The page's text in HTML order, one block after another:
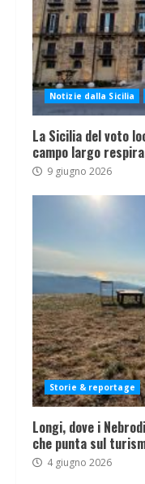
Notizie dalla Sicilia
La Sicilia del voto
campo largo
9 giugno 2026
Storie & reportage
Longi, dove i
che punta sul
4 giugno 2026